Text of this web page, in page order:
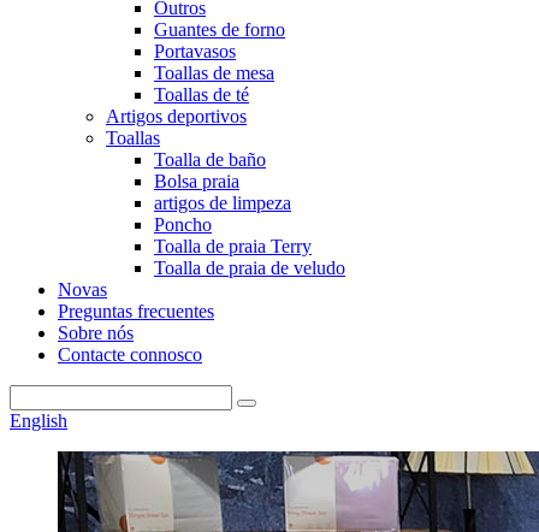
Outros
Guantes de forno
Portavasos
Toallas de mesa
Toallas de té
Artigos deportivos
Toallas
Toalla de baño
Bolsa praia
artigos de limpeza
Poncho
Toalla de praia Terry
Toalla de praia de veludo
Novas
Preguntas frecuentes
Sobre nós
Contacte connosco
English